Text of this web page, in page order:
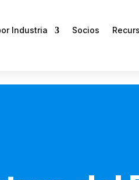
Industria Socios